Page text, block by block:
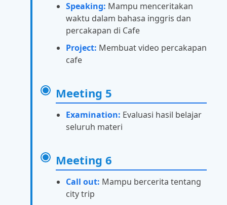
Speaking: Mampu menceritakan
waktu dalam bahasa inggris dan
percakapan di Cafe
Project: Membuat video percakapan
cafe
Meeting 5
Examination: Evaluasi hasil belajar
seluruh materi
Meeting 6
Call out: Mampu bercerita tentang
city trip